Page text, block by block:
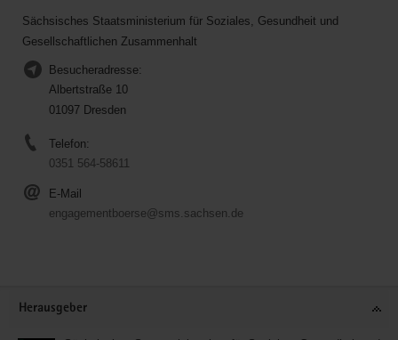
Sächsisches Staatsministerium für Soziales, Gesundheit und
Gesellschaftlichen Zusammenhalt
Besucheradresse:
Albertstraße 10
01097 Dresden
Telefon:
0351 564-58611
E-Mail
engagementboerse@sms.sachsen.de
Herausgeber